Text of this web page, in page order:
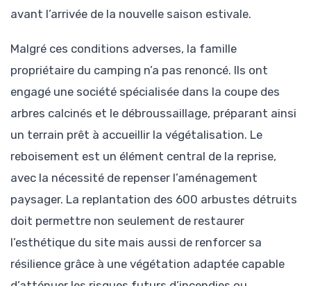
avant l’arrivée de la nouvelle saison estivale.
Malgré ces conditions adverses, la famille
propriétaire du camping n’a pas renoncé. Ils ont
engagé une société spécialisée dans la coupe des
arbres calcinés et le débroussaillage, préparant ainsi
un terrain prêt à accueillir la végétalisation. Le
reboisement est un élément central de la reprise,
avec la nécessité de repenser l’aménagement
paysager. La replantation des 600 arbustes détruits
doit permettre non seulement de restaurer
l’esthétique du site mais aussi de renforcer sa
résilience grâce à une végétation adaptée capable